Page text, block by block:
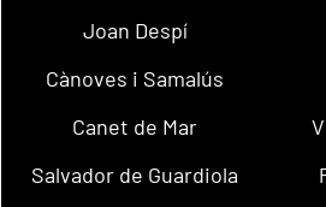
Joan Despí
Cànoves i Samalús
Canet de Mar
Salvador de Guardiola